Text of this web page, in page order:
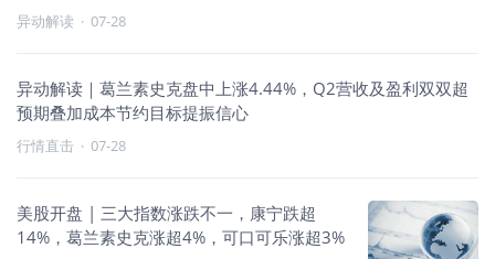
异动解读 · 07-28
异动解读｜葛兰素史克盘中上涨4.44%，Q2营收及盈利双双超
预期叠加成本节约目标提振信心
行情直击 · 07-28
美股开盘 | 三大指数涨跌不一，康宁跌超
14%，葛兰素史克涨超4%，可口可乐涨超3%